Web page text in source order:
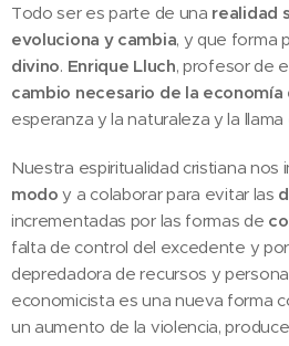
Todo ser es parte de una realidad
evoluciona y cambia, y que forma
divino. Enrique Lluch, profesor de
cambio necesario de la economía
esperanza y la naturaleza y la
Nuestra espiritualidad cristiana nos
modo y a colaborar para evitar las
incrementadas por las formas de
falta de control del excedente y
depredadora de recursos y
economicista es una nueva forma
un aumento de la violencia,